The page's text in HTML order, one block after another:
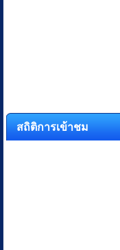
สถิติการเข้าชม